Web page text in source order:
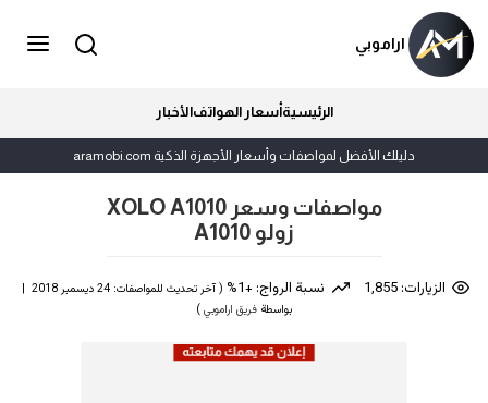
اراموبي
الرئيسيةأسعار الهواتفالأخبار
دليلك الأفضل لمواصفات وأسعار الأجهزة الذكية aramobi.com
مواصفات وسعر XOLO A1010
زولو A1010
الزيارات: 1,855 نسبة الرواج: +1%
( آخر تحديث للمواصفات: 24 ديسمبر 2018 |
بواسطة فريق اراموبي)